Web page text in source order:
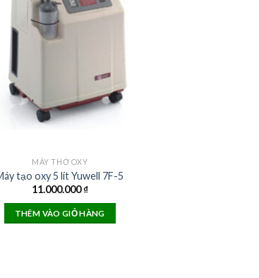
MÁY THỞ OXY
tạo oxy 5 lít Yuwell 7F-5
11.000.000₫
THÊM VÀO GIỎ HÀNG